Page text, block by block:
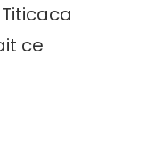
ce